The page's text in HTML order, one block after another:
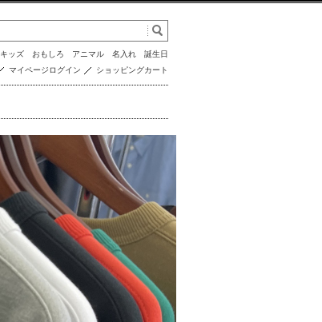
キッズ おもしろ アニマル 名入れ
誕生日
マイページログイン
ショッピングカート